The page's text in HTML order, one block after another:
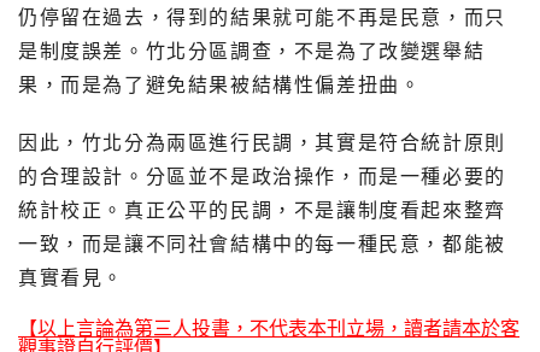
仍停留在過去，得到的結果就可能不再是民意，而只
是制度誤差。竹北分區調查，不是為了改變選舉結
果，而是為了避免結果被結構性偏差扭曲。
因此，竹北分為兩區進行民調，其實是符合統計原則
的合理設計。分區並不是政治操作，而是一種必要的
統計校正。真正公平的民調，不是讓制度看起來整齊
一致，而是讓不同社會結構中的每一種民意，都能被
真實看見。
【以上言論為第三人投書，不代表本刊立場，讀者請本於客
觀事證自行評價】